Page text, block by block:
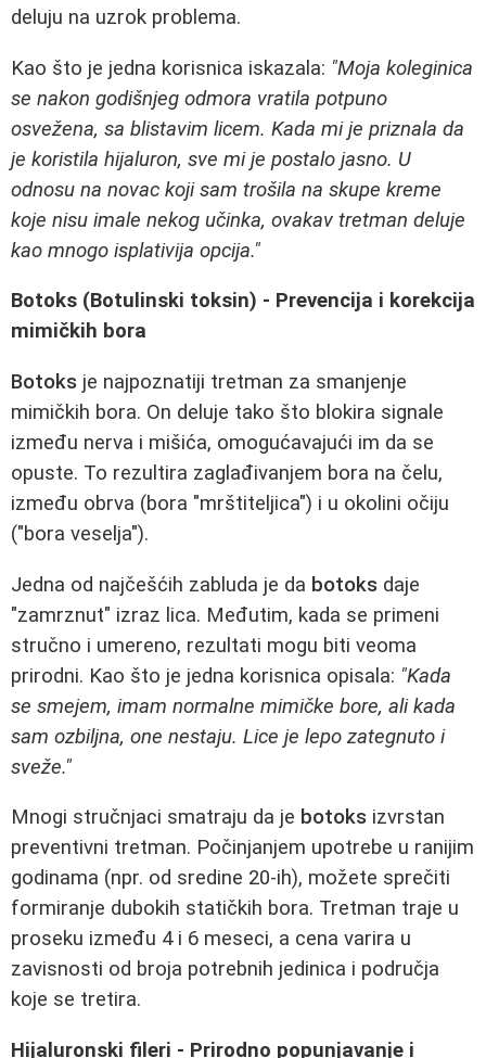
deluju na uzrok problema.
Kao što je jedna korisnica iskazala: "Moja koleginica
se nakon godišnjeg odmora vratila potpuno
osvežena, sa blistavim licem. Kada mi je priznala da
je koristila hijaluron, sve mi je postalo jasno. U
odnosu na novac koji sam trošila na skupe kreme
koje nisu imale nekog učinka, ovakav tretman deluje
kao mnogo isplativija opcija."
Botoks (Botulinski toksin) - Prevencija i korekcija
mimičkih bora
Botoks je najpoznatiji tretman za smanjenje
mimičkih bora. On deluje tako što blokira signale
između nerva i mišića, omogućavajući im da se
opuste. To rezultira zaglađivanjem bora na čelu,
između obrva (bora "mrštiteljica") i u okolini očiju
("bora veselja").
Jedna od najčešćih zabluda je da botoks daje
"zamrznut" izraz lica. Međutim, kada se primeni
stručno i umereno, rezultati mogu biti veoma
prirodni. Kao što je jedna korisnica opisala: "Kada
se smejem, imam normalne mimičke bore, ali kada
sam ozbiljna, one nestaju. Lice je lepo zategnuto i
sveže."
Mnogi stručnjaci smatraju da je botoks izvrstan
preventivni tretman. Počinjanjem upotrebe u ranijim
godinama (npr. od sredine 20-ih), možete sprečiti
formiranje dubokih statičkih bora. Tretman traje u
proseku između 4 i 6 meseci, a cena varira u
zavisnosti od broja potrebnih jedinica i područja
koje se tretira.
Hijaluronski fileri - Prirodno popunjavanje i